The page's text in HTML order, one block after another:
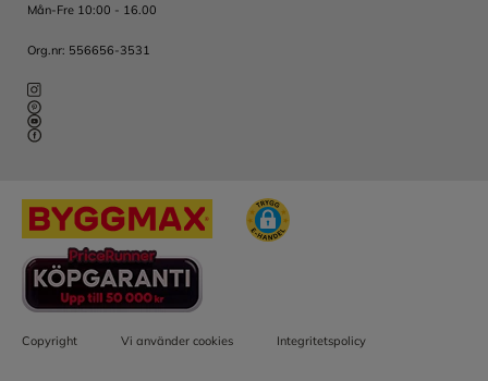
Mån-Fre 10:00 - 16.00
Org.nr: 556656-3531
Copyright Vi använder cookies Integritetspolicy